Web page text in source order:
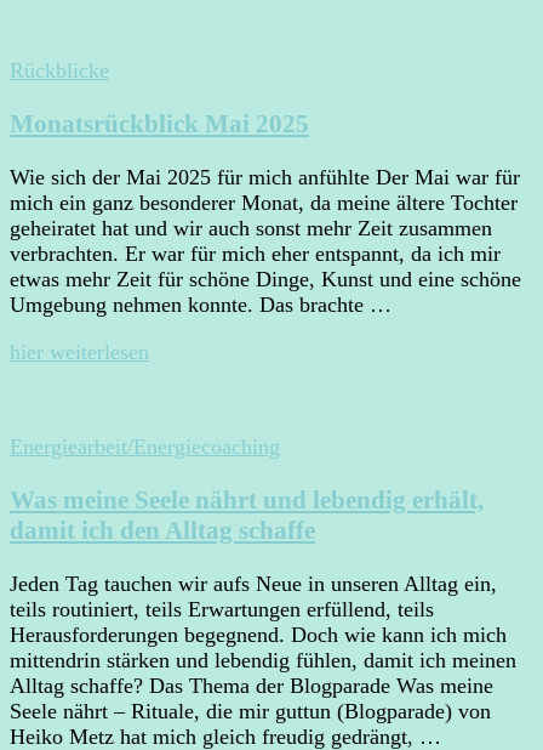
Rückblicke
Monatsrückblick Mai 2025
Wie sich der Mai 2025 für mich anfühlte Der Mai war für
mich ein ganz besonderer Monat, da meine ältere Tochter
geheiratet hat und wir auch sonst mehr Zeit zusammen
verbrachten. Er war für mich eher entspannt, da ich mir
etwas mehr Zeit für schöne Dinge, Kunst und eine schöne
Umgebung nehmen konnte. Das brachte …
hier weiterlesen
Energiearbeit/Energiecoaching
Was meine Seele nährt und lebendig erhält,
damit ich den Alltag schaffe
Jeden Tag tauchen wir aufs Neue in unseren Alltag ein,
teils routiniert, teils Erwartungen erfüllend, teils
Herausforderungen begegnend. Doch wie kann ich mich
mittendrin stärken und lebendig fühlen, damit ich meinen
Alltag schaffe? Das Thema der Blogparade Was meine
Seele nährt – Rituale, die mir guttun (Blogparade) von
Heiko Metz hat mich gleich freudig gedrängt, …